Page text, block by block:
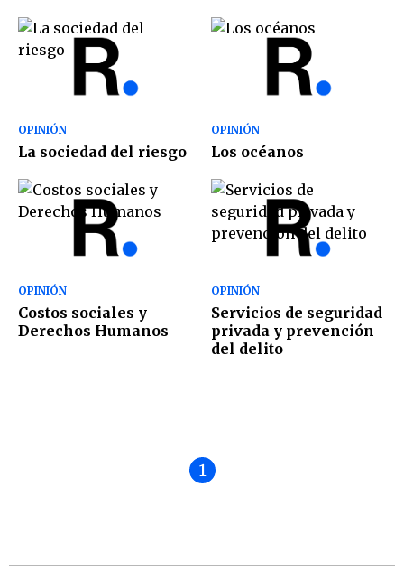
OPINIÓN
La sociedad del riesgo
OPINIÓN
Los océanos
OPINIÓN
Costos sociales y
Derechos Humanos
OPINIÓN
Servicios de seguridad
privada y prevención
del delito
1